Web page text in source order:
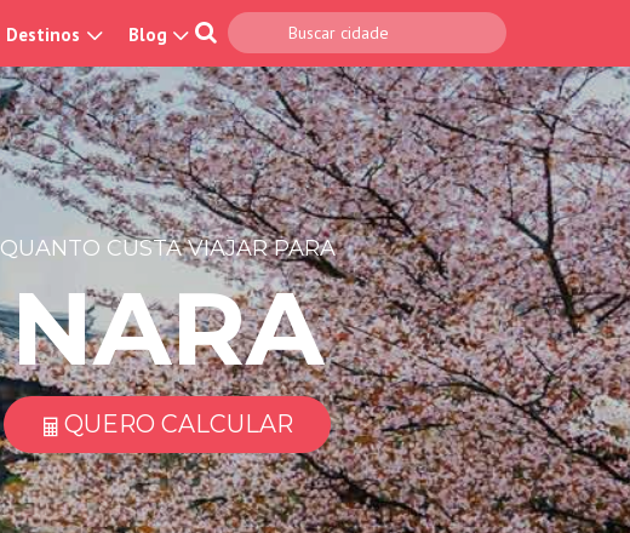
Destinos Blog
QUANTO CUSTA VIAJAR PARA
NARA
QUERO CALCULAR